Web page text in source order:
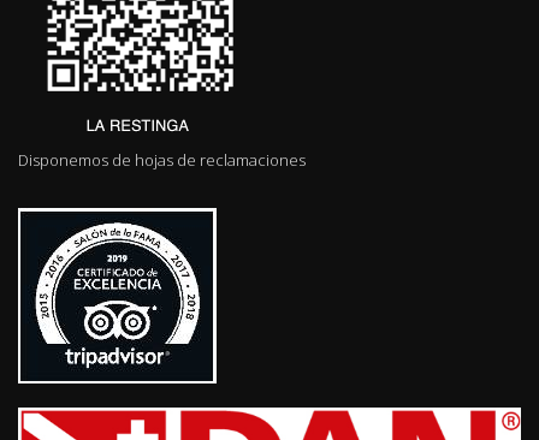
Disponemos de hojas de reclamaciones